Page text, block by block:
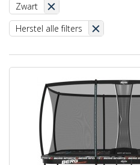
Zwart
Herstel alle filters